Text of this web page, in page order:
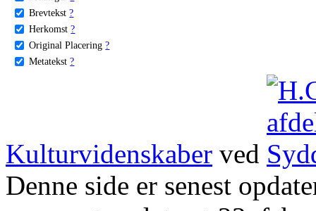
Brevtekst ?
Herkomst ?
Original Placering ?
Metatekst ?
Kulturvidenskaber ved
Denne side er senest